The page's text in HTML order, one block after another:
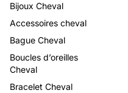
Bijoux Cheval
Accessoires cheval
Bague Cheval
Boucles d’oreilles
Cheval
Bracelet Cheval